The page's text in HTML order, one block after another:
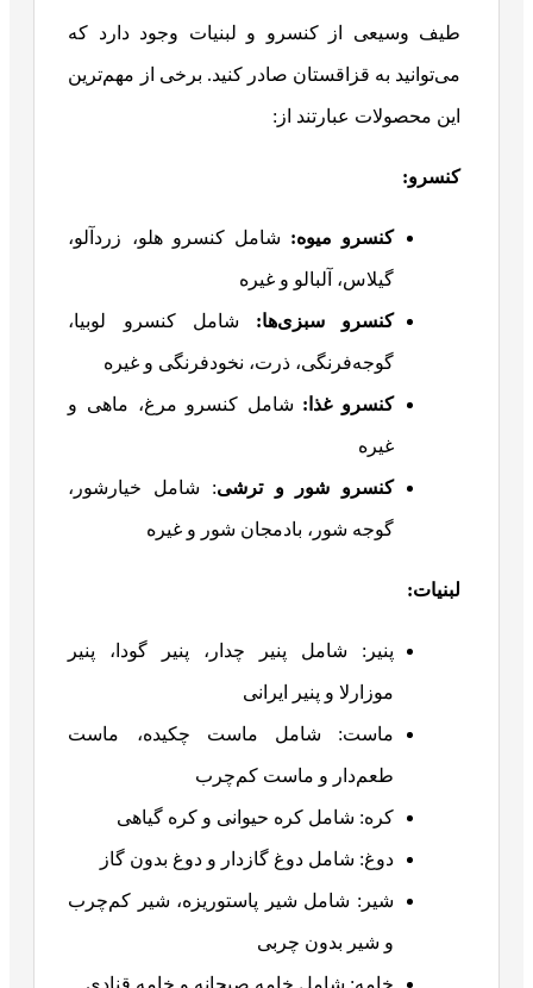
طیف وسیعی از کنسرو و لبنیات وجود دارد که
می‌توانید به قزاقستان صادر کنید. برخی از مهم‌ترین
این محصولات عبارتند از:
کنسرو:
کنسرو میوه: شامل کنسرو هلو، زردآلو،
گیلاس، آلبالو و غیره
کنسرو سبزی‌ها: شامل کنسرو لوبیا،
گوجه‌فرنگی، ذرت، نخودفرنگی و غیره
کنسرو غذا: شامل کنسرو مرغ، ماهی و
غیره
کنسرو شور و ترشی: شامل خیارشور،
گوجه شور، بادمجان شور و غیره
لبنیات:
پنیر: شامل پنیر چدار، پنیر گودا، پنیر
موزارلا و پنیر ایرانی
ماست: شامل ماست چکیده، ماست
طعم‌دار و ماست کم‌چرب
کره: شامل کره حیوانی و کره گیاهی
دوغ: شامل دوغ گازدار و دوغ بدون گاز
شیر: شامل شیر پاستوریزه، شیر کم‌چرب
و شیر بدون چربی
خامه: شامل خامه صبحانه و خامه قنادی